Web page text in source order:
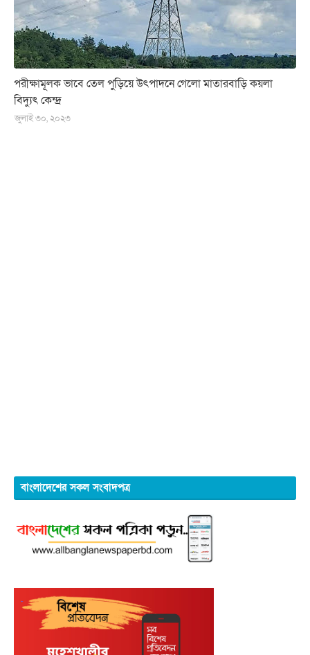
পরীক্ষামূলক ভাবে তেল পুড়িয়ে উৎপাদনে গেলো মাতারবাড়ি কয়লা
বিদ্যুৎ কেন্দ্র
জুলাই ৩০, ২০২৩
বাংলাদেশের সকল সংবাদপত্র